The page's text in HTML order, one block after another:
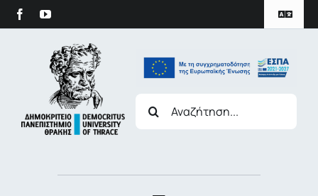
περιεχόμενο
Skip
to
Toggle
Πολιτική Προστασίας Δεδομένων
Duth Archive
for: